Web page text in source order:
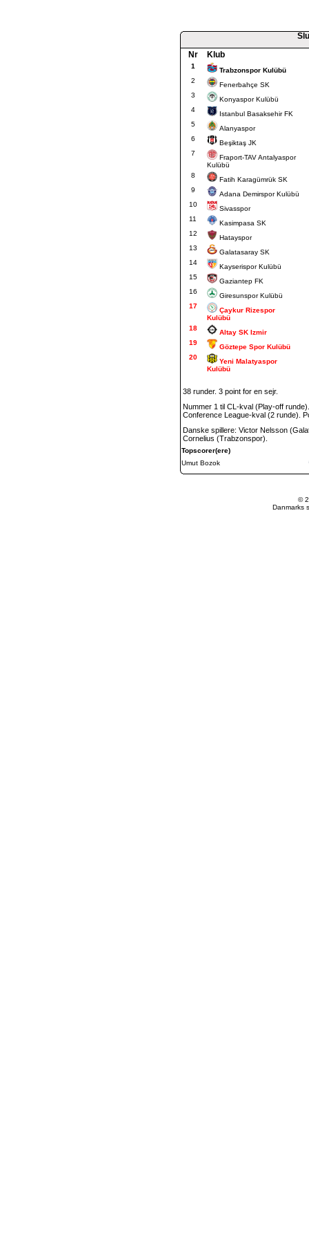
Nr
Klub
1
Trabzonspor Kulübü
2
Fenerbahçe SK
3
Konyaspor Kulübü
4
Istanbul Basaksehir FK
5
Alanyaspor
6
Beşiktaş JK
7
Fraport-TAV Antalyaspor
Kulübü
8
Fatih Karagümrük SK
9
Adana Demirspor Kulübü
10
Sivasspor
11
Kasimpasa SK
12
Hatayspor
13
Galatasaray SK
14
Kayserispor Kulübü
15
Gaziantep FK
16
Giresunspor Kulübü
17
Çaykur Rizespor
Kulübü
18
Altay SK Izmir
19
Göztepe Spor Kulübü
20
Yeni Malatyaspor
Kulübü
38 runder. 3 point for en sejr.
Nummer 1 til CL-kval (Play-off
Conference League-kval (2 runde).
Danske spillere: Victor Nelsson
Cornelius (Trabzonspor).
Topscorer(ere)
Umut Bozok
©
Danmarks